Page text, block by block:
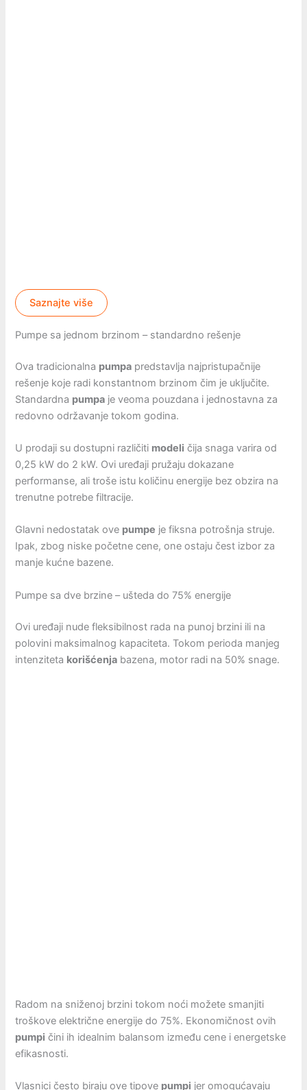
Saznajte više
Pumpe sa jednom brzinom – standardno rešenje
Ova tradicionalna pumpa predstavlja najpristupačnije
rešenje koje radi konstantnom brzinom čim je uključite.
Standardna pumpa je veoma pouzdana i jednostavna za
redovno održavanje tokom godina.
U prodaji su dostupni različiti modeli čija snaga varira od
0,25 kW do 2 kW. Ovi uređaji pružaju dokazane
performanse, ali troše istu količinu energije bez obzira na
trenutne potrebe filtracije.
Glavni nedostatak ove pumpe je fiksna potrošnja struje.
Ipak, zbog niske početne cene, one ostaju čest izbor za
manje kućne bazene.
Pumpe sa dve brzine – ušteda do 75% energije
Ovi uređaji nude fleksibilnost rada na punoj brzini ili na
polovini maksimalnog kapaciteta. Tokom perioda manjeg
intenziteta korišćenja bazena, motor radi na 50% snage.
Radom na sniženoj brzini tokom noći možete smanjiti
troškove električne energije do 75%. Ekonomičnost ovih
pumpi čini ih idealnim balansom između cene i energetske
efikasnosti.
Vlasnici često biraju ove tipove pumpi jer omogućavaju